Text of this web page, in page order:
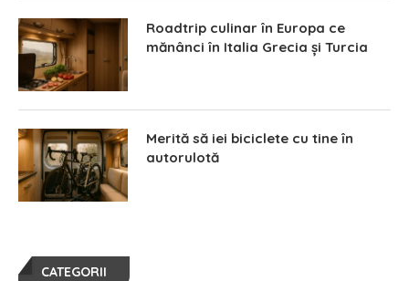
Roadtrip culinar în Europa ce
mănânci în Italia Grecia și Turcia
Merită să iei biciclete cu tine în
autorulotă
CATEGORII